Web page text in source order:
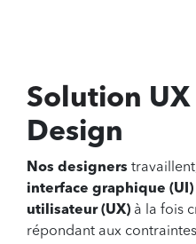
Solution
Design
Nos designers
interface graphique (UI)
utilisateur (UX) à la fois
répondant aux